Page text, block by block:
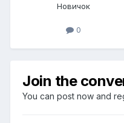
Новичок
0
Join the
You can post now and